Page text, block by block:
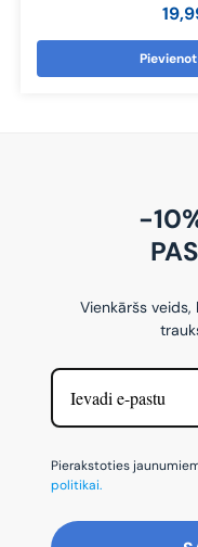
-
Vienkāršs
Pierakstoties
politikai.